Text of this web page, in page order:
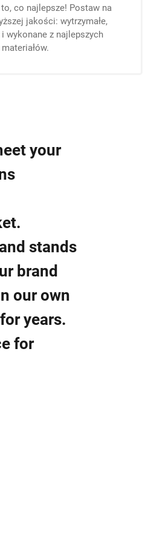
to, co najlepsze! Postaw na
jakości: wytrzymałe,
wykonane z najlepszych
materiałów.
your
stands
brand
our own
years.
for